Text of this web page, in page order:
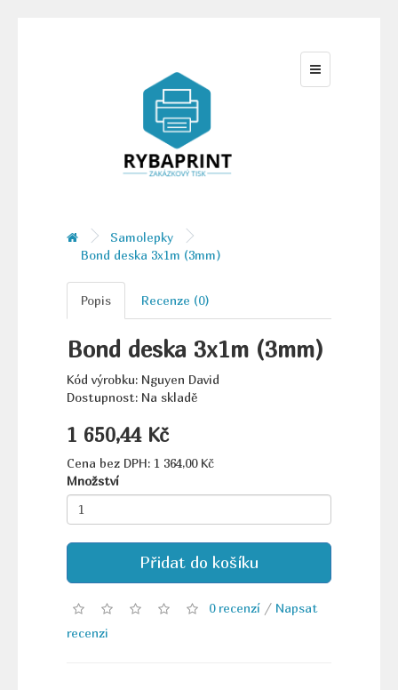
Samolepky
Bond deska 3x1m (3mm)
Popis Recenze (0)
Bond deska 3x1m (3mm)
Kód výrobku: Nguyen David
Dostupnost: Na skladě
1 650,44 Kč
Cena bez DPH: 1 364,00 Kč
Množství
Přidat do košíku
0 recenzí/ Napsat
recenzi